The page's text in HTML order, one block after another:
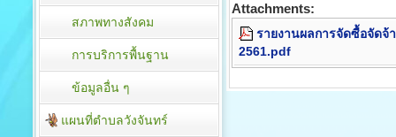
Attachments:
รายงานผลการจัดซื้อจัดจ้
2561.pdf
สภาพทางสังคม
การบริการพื้นฐาน
ข้อมูลอื่น ๆ
แผนที่ตำบลวังจันทร์